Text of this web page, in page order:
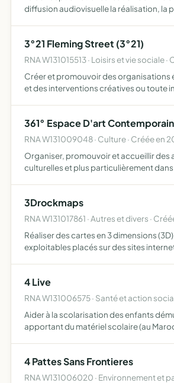
diffusion audiovisuelle la réalisation, la
3°21 Fleming Street (3°21)
RNA W131015513 · Loisirs et vie sociale ·
Créer et promouvoir des organisations
et des interventions créatives ou toute
l'ass…
361° Espace D'art Contemporain
RNA W131009048 · Culture · Créée en
Organiser, promouvoir et accueillir des
culturelles et plus particulièrement
3Drockmaps
RNA W131017861 · Autres et divers ·
Réaliser des cartes en 3 dimensions
exploitables placés sur des sites
4 Live
RNA W131006575 · Santé et action
Aider à la scolarisation des enfants
apportant du matériel scolaire (au
4 Pattes Sans Frontieres
RNA W131006020 · Environnement et